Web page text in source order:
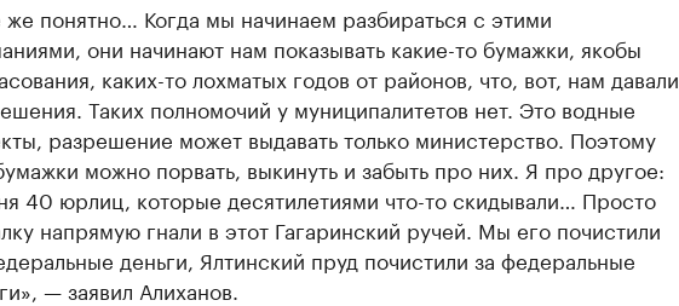
же понятно… Когда мы начинаем разбираться с этими
они начинают нам показывать какие-то бумажки, якобы
каких-то лохматых годов от районов, что, вот, нам давали
Таких полномочий у муниципалитетов нет. Это водные
разрешение может выдавать только министерство. Поэтому
можно порвать, выкинуть и забыть про них. Я про другое:
40 юрлиц, которые десятилетиями что-то скидывали… Просто
напрямую гнали в этот Гагаринский ручей. Мы его почистили
деньги, Ялтинский пруд почистили за федеральные
— заявил Алиханов.